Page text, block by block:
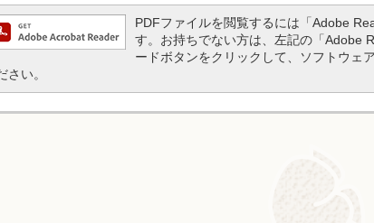
PDFファイルを閲覧するには「Adobe
す。お持ちでない方は、左記の「Adobe
ードボタンをクリックして、ソフトウェ
さい。